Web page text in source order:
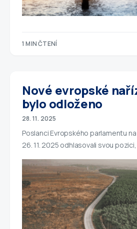
1 MIN ČTENÍ
Nové evropské
bylo odloženo
28. 11. 2025
Poslanci Evropského parlamentu
26. 11. 2025 odhlasovali svou pozici,